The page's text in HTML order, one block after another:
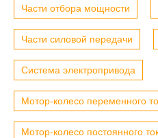
Части отбора мощности
Части силовой передачи
Система электропривода
Мотор-колесо переменного
Мотор-колесо постоянного